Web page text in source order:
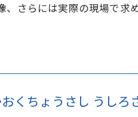
さらには実際の現場で求
くちょうさし うしろ